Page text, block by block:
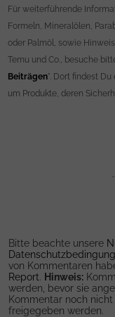
Für weiterführende
Formeln, Mineralölen,
oder Palmöl, sowie
Temu und Co., besuche
Beiträgen". Dort findest
um Produkte, deren
Bitte beachte unsere
von Kommentaren
Report
Hinweis:
werden, bevor sie
Kommentar noch
freigegeben werden.